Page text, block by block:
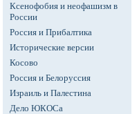
Ксенофобия и неофашизм в
России
Россия и Прибалтика
Исторические версии
Косово
Россия и Белоруссия
Израиль и Палестина
Дело ЮКОСа